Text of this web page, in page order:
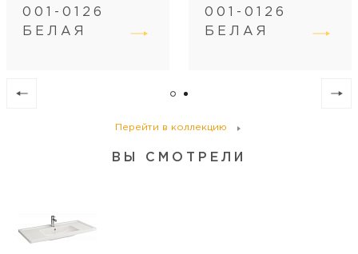
Перейти в коллекцию
001-0126
БЕЛАЯ
001-0126
БЕЛАЯ
ВЫ СМОТРЕЛИ